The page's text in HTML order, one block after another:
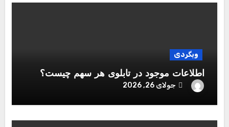
وبگردی
اطلاعات موجود در تابلوی هر سهم چیست؟
جولای 26, 2026